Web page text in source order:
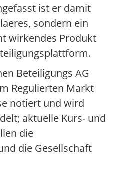
ist er damit
sondern ein
wirkendes Produkt
Beteiligungs AG
Regulierten Markt
notiert und wird
aktuelle Kurs- und
die
die Gesellschaft